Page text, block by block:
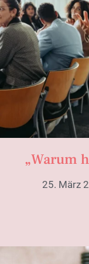
„Warum
25. März